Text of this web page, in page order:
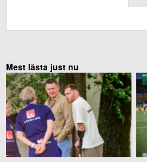
Mest lästa just nu